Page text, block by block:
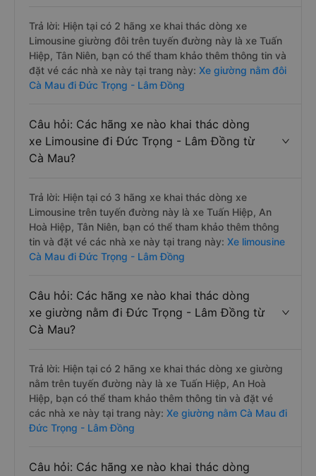
Trả lời: Hiện tại có 2 hãng xe khai thác dòng xe
Limousine giường đôi trên tuyến đường này là xe Tuấn
Hiệp, Tân Niên, bạn có thể tham khảo thêm thông tin và
đặt vé các nhà xe này tại trang này: Xe giường nằm đôi
Cà Mau đi Đức Trọng - Lâm Đồng
Câu hỏi: Các hãng xe nào khai thác dòng
xe Limousine đi Đức Trọng - Lâm Đồng từ
Cà Mau?
Trả lời: Hiện tại có 3 hãng xe khai thác dòng xe
Limousine trên tuyến đường này là xe Tuấn Hiệp, An
Hoà Hiệp, Tân Niên, bạn có thể tham khảo thêm thông
tin và đặt vé các nhà xe này tại trang này: Xe limousine
Cà Mau đi Đức Trọng - Lâm Đồng
Câu hỏi: Các hãng xe nào khai thác dòng
xe giường nằm đi Đức Trọng - Lâm Đồng từ
Cà Mau?
Trả lời: Hiện tại có 2 hãng xe khai thác dòng xe giường
nằm trên tuyến đường này là xe Tuấn Hiệp, An Hoà
Hiệp, bạn có thể tham khảo thêm thông tin và đặt vé
các nhà xe này tại trang này: Xe giường nằm Cà Mau đi
Đức Trọng - Lâm Đồng
Câu hỏi: Các hãng xe nào khai thác dòng